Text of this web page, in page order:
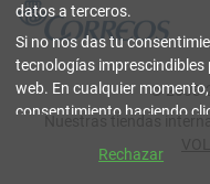
© 2003-
datos a terceros.
Si no nos das tu
tecnologías
web. En cualquier
consentimiento haciendo
Puedes encontrar más
Privacidad y Cookies.
Rechazar